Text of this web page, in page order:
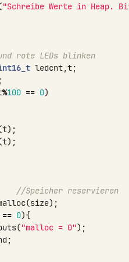
"Schreibe Werte in Heap.
rote LEDs blinken
ledcnt,t;
;
%100 == 0)
t);
t);
//Speicher reservieren
(size);
== 0){
("malloc = 0");
;